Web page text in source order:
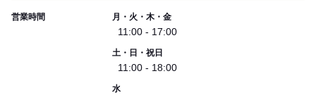
営業時間 月・火・木・金
11:00 - 17:00
土・日・祝日
11:00 - 18:00
水